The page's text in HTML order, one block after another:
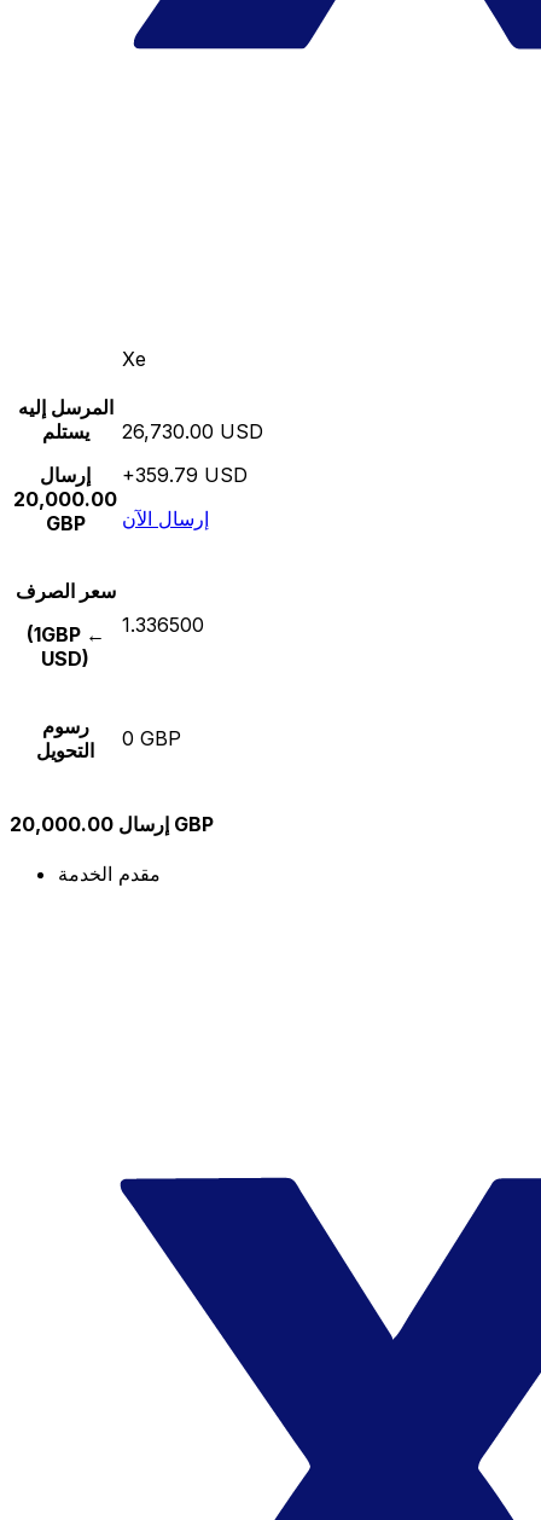
Xe
المرسل إليه
يستلم
إرسال
20,000.00
GBP
26,730.00 USD
+359.79 USD
إرسال الآن
سعر الصرف
(1GBP ←
USD)
1.336500
رسوم
التحويل
0 GBP
إرسال 20,000.00 GBP
مقدم الخدمة